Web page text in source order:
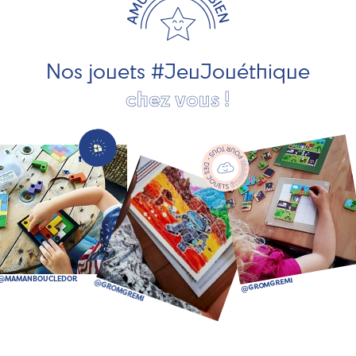
pour les jeunes enfants, des jeux d'éveil, des jeux de
société, des jouets d'imitation, des jeux de plein air, ... et
Nos jouets #JeuJouéthique
chez vous !